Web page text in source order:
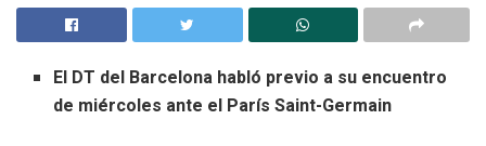
El DT del Barcelona habló previo a su encuentro
de miércoles ante el París Saint-Germain